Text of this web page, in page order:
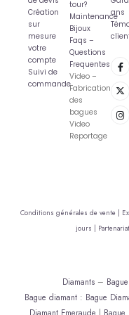
Création
sur
mesure
votre
compte
Suivi de
commande
tour?
Maintenance
Bijoux
Faqs –
Questions
Frequentes
Video –
Fabrication
des
bagues
Video
Reportage
ans
Conditions générales de vente |
jours |
Diamants–
Bague diamant : Bague
Diamant Emeraude | Bague